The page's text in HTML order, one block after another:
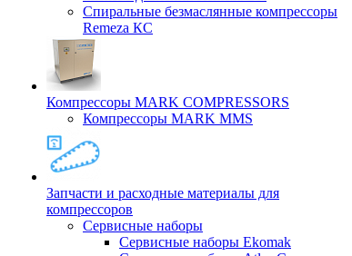
Спиральные безмаслянные компрессоры
Remeza КС
Компрессоры MARK COMPRESSORS
Компрессоры MARK MMS
Запчасти и расходные материалы для
компрессоров
Cервисные наборы
Сервисные наборы Ekomak